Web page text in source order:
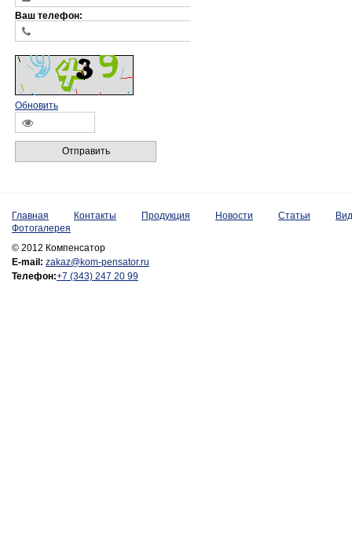
Ваш телефон:
Обновить
Отправить
Главная Контакты Продукция Новости Статьи
Фотогалерея
© 2012 Компенсатор
E-mail: zakaz@kom-pensator.ru
Телефон:+7 (343) 247 20 99